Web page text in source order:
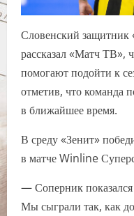
Словенский
рассказал «Матч ТВ»,
помогают подойти к
отметив, что команда
в ближайшее время.
В среду «Зенит»
в матче Winline
— Соперник
Мы сыграли так, как